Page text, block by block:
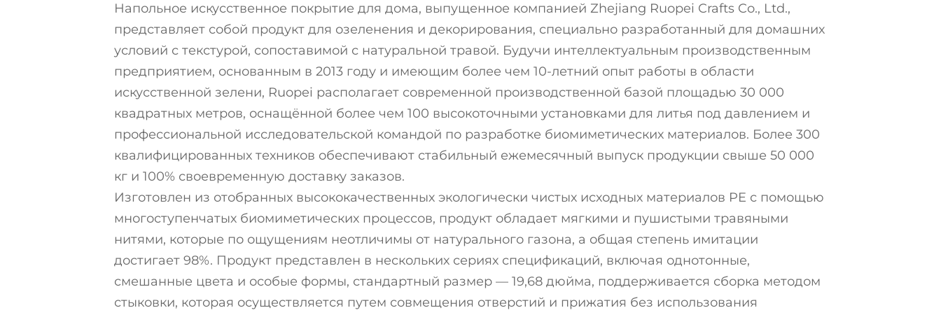
Напольное искусственное покрытие для дома, выпущенное компанией Zhejiang Ruopei Crafts Co., Ltd.,
представляет собой продукт для озеленения и декорирования, специально разработанный для домашних
условий с текстурой, сопоставимой с натуральной травой. Будучи интеллектуальным производственным
предприятием, основанным в 2013 году и имеющим более чем 10-летний опыт работы в области
искусственной зелени, Ruopei располагает современной производственной базой площадью 30 000
квадратных метров, оснащённой более чем 100 высокоточными установками для литья под давлением и
профессиональной исследовательской командой по разработке биомиметических материалов. Более 300
квалифицированных техников обеспечивают стабильный ежемесячный выпуск продукции свыше 50 000
кг и 100% своевременную доставку заказов.
Изготовлен из отобранных высококачественных экологически чистых исходных материалов PE с помощью
многоступенчатых биомиметических процессов, продукт обладает мягкими и пушистыми травяными
нитями, которые по ощущениям неотличимы от натурального газона, а общая степень имитации
достигает 98%. Продукт представлен в нескольких сериях спецификаций, включая однотонные,
смешанные цвета и особые формы, стандартный размер — 19,68 дюйма, поддерживается сборка методом
стыковки, которая осуществляется путем совмещения отверстий и прижатия без использования